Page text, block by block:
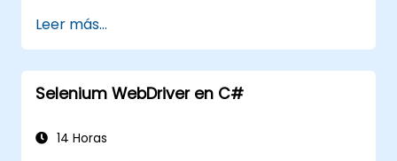
Aprender a crear modelos de datos y
esquemas basados en Pydantic y
OpenAPI.
Conectar APIs a una base de datos
Implementar seguridad y autenticación
Leer más...
Selenium WebDriver en C#
14 Horas